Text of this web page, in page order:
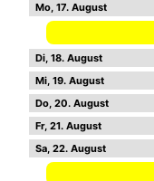
17
18
19
20
21
22